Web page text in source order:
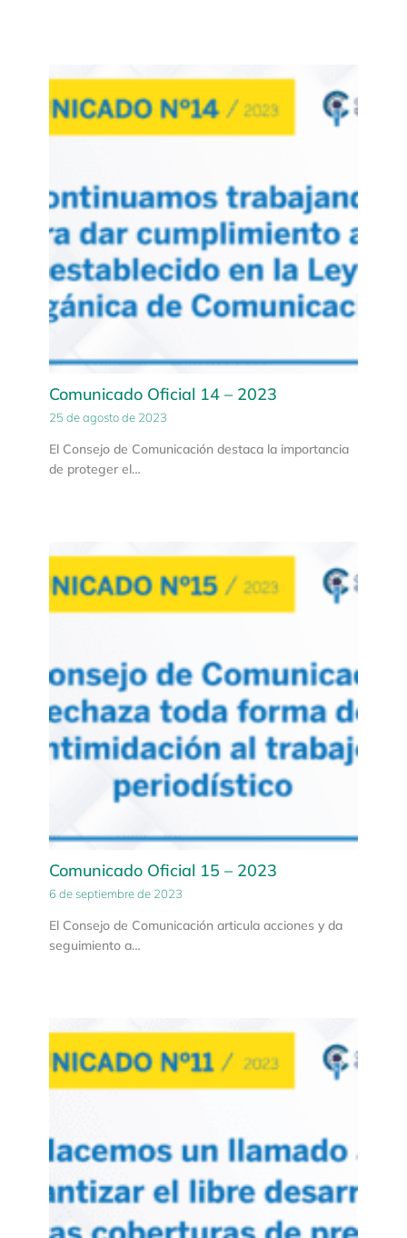
Comunicado Oficial 14 – 2023
25 de agosto de 2023
El Consejo de Comunicación destaca la importancia
de proteger el…
Comunicado Oficial 15 – 2023
6 de septiembre de 2023
El Consejo de Comunicación articula acciones y da
seguimiento a…